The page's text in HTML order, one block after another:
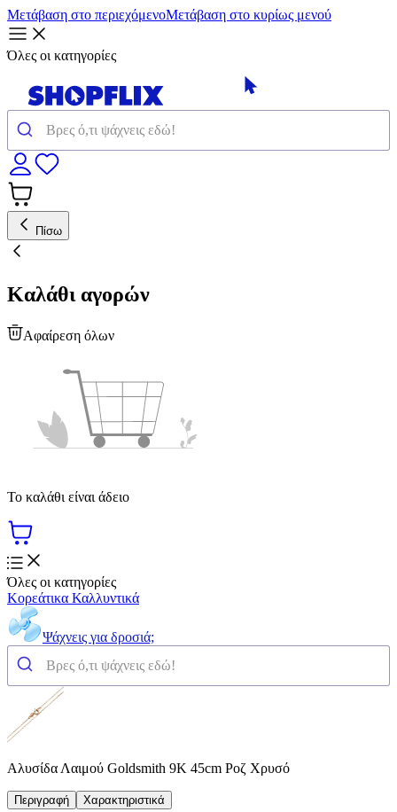
Μετάβαση στο περιεχόμενοΜετάβαση στο κυρίως μενού
Όλες οι κατηγορίες
Πίσω
Καλάθι αγορών
Αφαίρεση όλων
Το καλάθι είναι άδειο
Όλες οι κατηγορίες
Κορεάτικα Καλλυντικά
Ψάχνεις για δροσιά;
Αλυσίδα Λαιμού Goldsmith 9Κ 45cm Ροζ Χρυσό
Περιγραφή Χαρακτηριστικά